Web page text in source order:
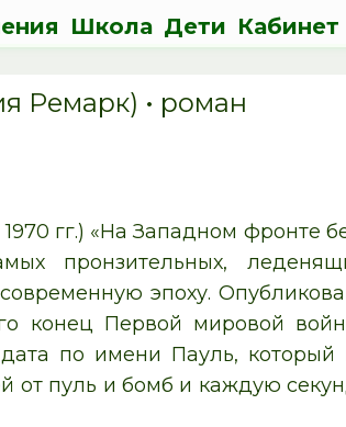
Школа Дети Кабинет
Ремарк) • роман
гг.) «На Западном фронте
пронзительных,
эпоху.
конец Первой мировой
по имени Пауль, который
от пуль и бомб и каждую